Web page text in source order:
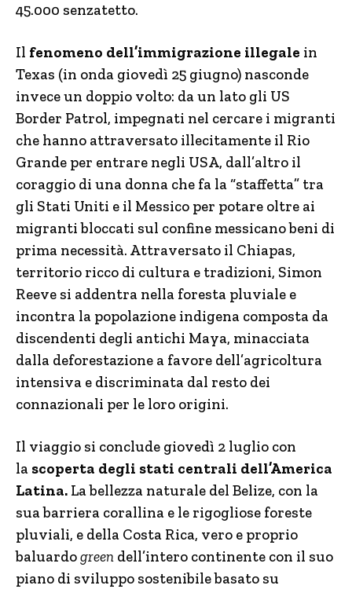
45.000 senzatetto.
Il fenomeno dell’immigrazione illegale in
Texas (in onda giovedì 25 giugno) nasconde
invece un doppio volto: da un lato gli US
Border Patrol, impegnati nel cercare i migranti
che hanno attraversato illecitamente il Rio
Grande per entrare negli USA, dall’altro il
coraggio di una donna che fa la “staffetta” tra
gli Stati Uniti e il Messico per potare oltre ai
migranti bloccati sul confine messicano beni di
prima necessità. Attraversato il Chiapas,
territorio ricco di cultura e tradizioni, Simon
Reeve si addentra nella foresta pluviale e
incontra la popolazione indigena composta da
discendenti degli antichi Maya, minacciata
dalla deforestazione a favore dell’agricoltura
intensiva e discriminata dal resto dei
connazionali per le loro origini.
Il viaggio si conclude giovedì 2 luglio con
la scoperta degli stati centrali dell’America
Latina. La bellezza naturale del Belize, con la
sua barriera corallina e le rigogliose foreste
pluviali, e della Costa Rica, vero e proprio
baluardogreen dell’intero continente con il suo
piano di sviluppo sostenibile basato su